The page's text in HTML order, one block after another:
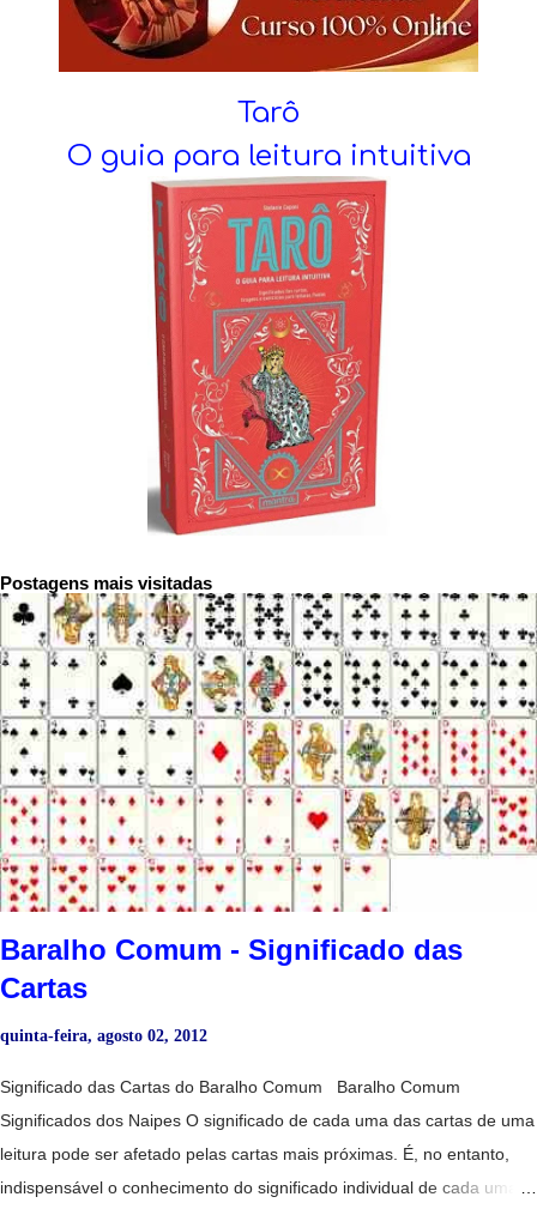
Tarô
O guia para leitura intuitiva
Postagens mais visitadas
Baralho Comum - Significado das
Cartas
quinta-feira, agosto 02, 2012
Significado das Cartas do Baralho Comum Baralho Comum
Significados dos Naipes O significado de cada uma das cartas de uma
leitura pode ser afetado pelas cartas mais próximas. É, no entanto,
indispensável o conhecimento do significado individual de cada uma